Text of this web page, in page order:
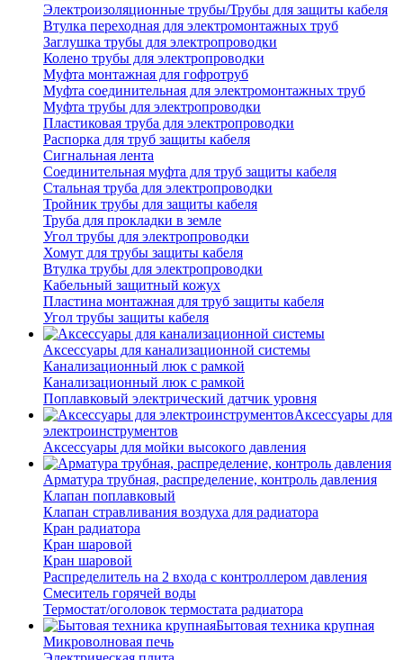
Электроизоляционные трубы/Трубы для защиты кабеля
Втулка переходная для электромонтажных труб
Заглушка трубы для электропроводки
Колено трубы для электропроводки
Муфта монтажная для гофротруб
Муфта соединительная для электромонтажных труб
Муфта трубы для электропроводки
Пластиковая труба для электропроводки
Распорка для труб защиты кабеля
Сигнальная лента
Соединительная муфта для труб защиты кабеля
Стальная труба для электропроводки
Тройник трубы для защиты кабеля
Труба для прокладки в земле
Угол трубы для электропроводки
Хомут для трубы защиты кабеля
Втулка трубы для электропроводки
Кабельный защитный кожух
Пластина монтажная для труб защиты кабеля
Угол трубы защиты кабеля
Аксессуары для канализационной системы
Канализационный люк с рамкой
Канализационный люк с рамкой
Поплавковый электрический датчик уровня
Аксессуары для
электроинструментов
Аксессуары для мойки высокого давления
Арматура трубная, распределение, контроль давления
Клапан поплавковый
Клапан стравливания воздуха для радиатора
Кран радиатора
Кран шаровой
Кран шаровой
Распределитель на 2 входа с контроллером давления
Смеситель горячей воды
Термостат/оголовок термостата радиатора
Бытовая техника крупная
Микроволновая печь